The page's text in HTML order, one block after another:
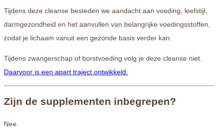
Tijdens deze cleanse besteden we aandacht aan voeding, leefstijl,
darmgezondheid en het aanvullen van belangrijke voedingsstoffen,
zodat je lichaam vanuit een gezonde basis verder kan.
Tijdens zwangerschap of borstvoeding volg je deze cleanse niet.
Daarvoor is een apart traject ontwikkeld.
Zijn de supplementen inbegrepen?
Nee.